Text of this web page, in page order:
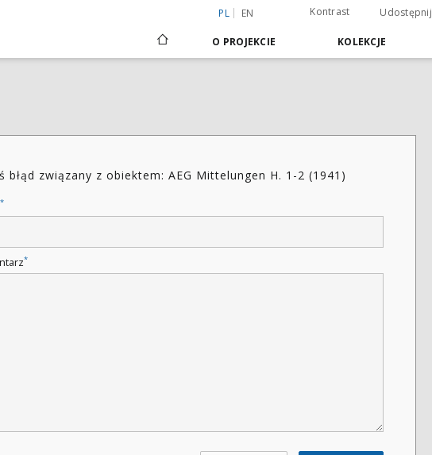
PL EN Kontrast Udostępnij
O PROJEKCIE KOLEKCJE
błąd związany z obiektem: AEG Mittelungen H. 1-2 (1941)
*
*